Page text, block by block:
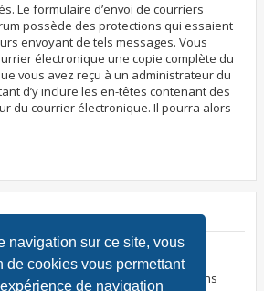
navigation sur ce site, vous
de cookies vous permettant
de navigation
Le formulaire d’envoi de courriers
possède des protections qui essaient
envoyant de tels messages. Vous
électronique une copie complète du
vous avez reçu à un administrateur du
d’y inclure les en-têtes contenant des
du courrier électronique. Il pourra alors
et d’ignorés ?
listes afin d’organiser et trier certains